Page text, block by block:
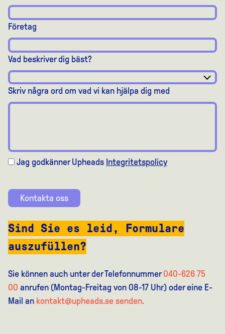
Företag
Vad beskriver dig bäst?
Skriv några ord om vad vi kan hjälpa dig med
Jag godkänner Upheads Integritetspolicy
Kontakta oss
Sind Sie es leid, Formulare
auszufüllen?
Sie können auch unter der Telefonnummer040-626 75
00 anrufen (Montag-Freitag von 08-17 Uhr) oder eine E-
Mail an kontakt@upheads.se senden.